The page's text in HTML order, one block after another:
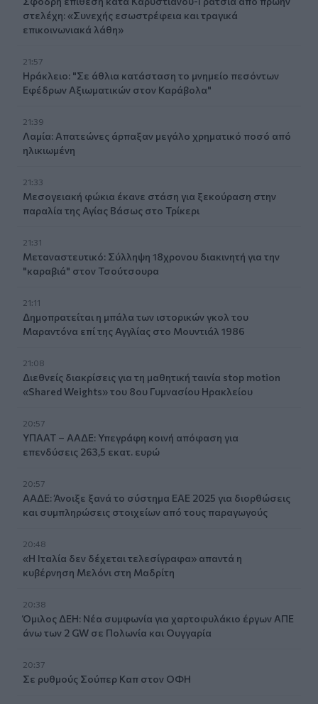
στελέχη: «Συνεχής εσωστρέφεια και τραγικά
επικοινωνιακά λάθη»
21:57
Ηράκλειο: "Σε άθλια κατάσταση το μνημείο πεσόντων
Εφέδρων Αξιωματικών στον Καράβολα"
21:39
Λαμία: Απατεώνες άρπαξαν μεγάλο χρηματικό ποσό από
ηλικιωμένη
21:33
Μεσογειακή φώκια έκανε στάση για ξεκούραση στην
παραλία της Αγίας Βάσως στο Τρίκερι
21:31
Μεταναστευτικό: Σύλληψη 18χρονου διακινητή για την
"καραβιά" στον Τσούτσουρα
21:11
Δημοπρατείται η μπάλα των ιστορικών γκολ του
Μαραντόνα επί της Αγγλίας στο Μουντιάλ 1986
21:08
Διεθνείς διακρίσεις για τη μαθητική ταινία stop motion
«Shared Weights» του 8ου Γυμνασίου Ηρακλείου
20:57
ΥΠΑΑΤ – ΑΑΔΕ: Υπεγράφη κοινή απόφαση για
επενδύσεις 263,5 εκατ. ευρώ
20:57
ΑΑΔΕ: Άνοιξε ξανά το σύστημα ΕΑΕ 2025 για διορθώσεις
και συμπληρώσεις στοιχείων από τους παραγωγούς
20:48
«Η Ιταλία δεν δέχεται τελεσίγραφα» απαντά η
κυβέρνηση Μελόνι στη Μαδρίτη
20:38
Όμιλος ΔΕΗ: Νέα συμφωνία για χαρτοφυλάκιο έργων ΑΠΕ
άνω των 2 GW σε Πολωνία και Ουγγαρία
20:37
Σε ρυθμούς Σούπερ Καπ στον ΟΦΗ